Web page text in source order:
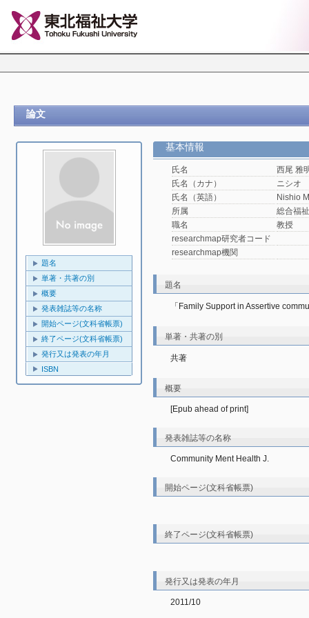
論文
題名
単著・共著の別
概要
発表雑誌等の名称
開始ページ(文科省帳票)
終了ページ(文科省帳票)
発行又は発表の年月
ISBN
基本情報
氏名
西尾 雅
氏名（カナ）
ニシオ
氏名（英語）
Nishio
所属
総合福
職名
教授
researchmap研究者コード
researchmap機関
題名
「Family Support in Assertive
単著・共著の別
共著
概要
[Epub ahead of print]
発表雑誌等の名称
Community Ment Health J.
開始ページ(文科省帳票)
終了ページ(文科省帳票)
発行又は発表の年月
2011/10